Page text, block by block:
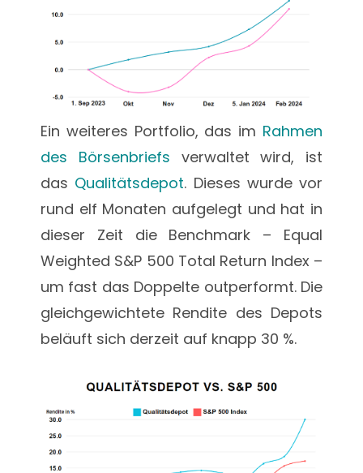
Ein weiteres Portfolio, das im Rahmen
des Börsenbriefs verwaltet wird, ist
das Qualitätsdepot. Dieses wurde vor
rund elf Monaten aufgelegt und hat in
dieser Zeit die Benchmark – Equal
Weighted S&P 500 Total Return Index –
um fast das Doppelte outperformt. Die
gleichgewichtete Rendite des Depots
beläuft sich derzeit auf knapp 30 %.